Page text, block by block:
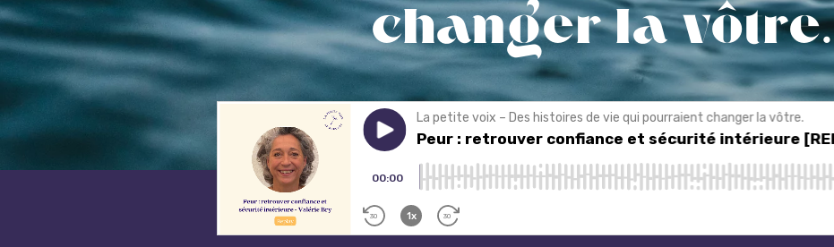
changer la vôtre.